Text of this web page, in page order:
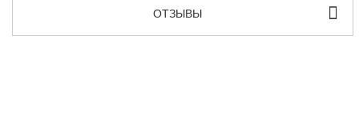
ОТЗЫВЫ